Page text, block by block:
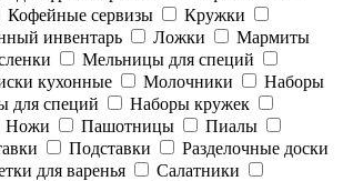
Кофейные сервизы
Кружки
инвентарь Ложки
Мармиты
Мельницы для специй
кухонные Молочники
Наборы
для специй
Наборы кружек
Ножи Пашотницы
Пиалы
Подставки
Разделочные доски
для варенья
Салатники